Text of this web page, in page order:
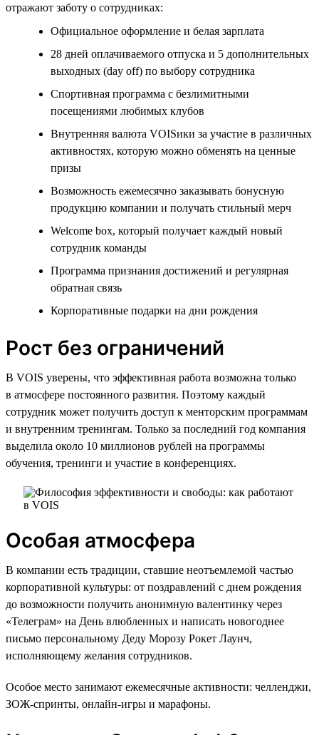
отражают заботу о сотрудниках:
Официальное оформление и белая зарплата
28 дней оплачиваемого отпуска и 5 дополнительных
выходных (day off) по выбору сотрудника
Спортивная программа с безлимитными
посещениями любимых клубов
Внутренняя валюта VOISики за участие в различных
активностях, которую можно обменять на ценные
призы
Возможность ежемесячно заказывать бонусную
продукцию компании и получать стильный мерч
Welcome box, который получает каждый новый
сотрудник команды
Программа признания достижений и регулярная
обратная связь
Корпоративные подарки на дни рождения
Рост без ограничений
В VOIS уверены, что эффективная работа возможна только
в атмосфере постоянного развития. Поэтому каждый
сотрудник может получить доступ к менторским программам
и внутренним тренингам. Только за последний год компания
выделила около 10 миллионов рублей на программы
обучения, тренинги и участие в конференциях.
Особая атмосфера
В компании есть традиции, ставшие неотъемлемой частью
корпоративной культуры: от поздравлений с днем рождения
до возможности получить анонимную валентинку через
«Телеграм» на День влюбленных и написать новогоднее
письмо персональному Деду Морозу Рокет Лаунч,
исполняющему желания сотрудников.
Особое место занимают ежемесячные активности: челленджи,
ЗОЖ-спринты, онлайн-игры и марафоны.